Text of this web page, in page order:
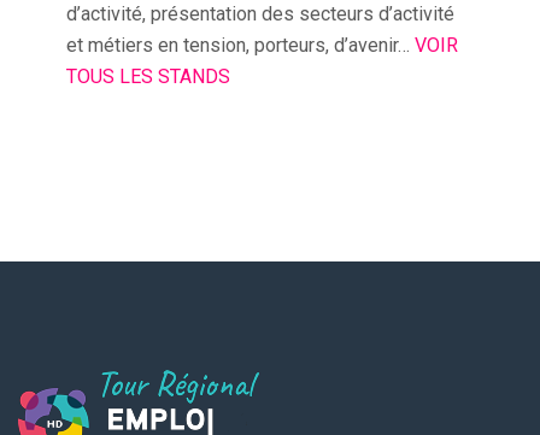
d’activité, présentation des secteurs d’activité
et métiers en tension, porteurs, d’avenir… VOIR
TOUS LES STANDS